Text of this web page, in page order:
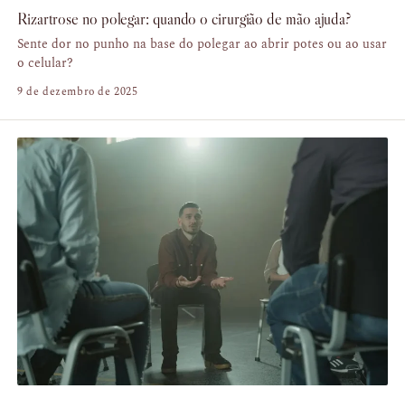
Rizartrose no polegar: quando o cirurgião de mão ajuda?
Sente dor no punho na base do polegar ao abrir potes ou ao usar
o celular?
9 de dezembro de 2025